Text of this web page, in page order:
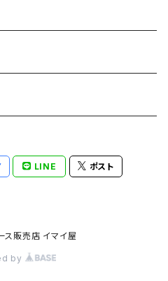
LINE ポスト
販売店 イマイ屋
by